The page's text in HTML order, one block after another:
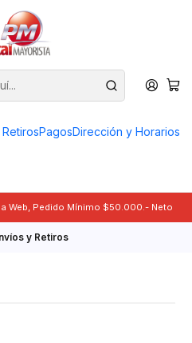
PagosDirección y Horarios
Web, Pedido Mínimo $50.000.- Neto
y Retiros